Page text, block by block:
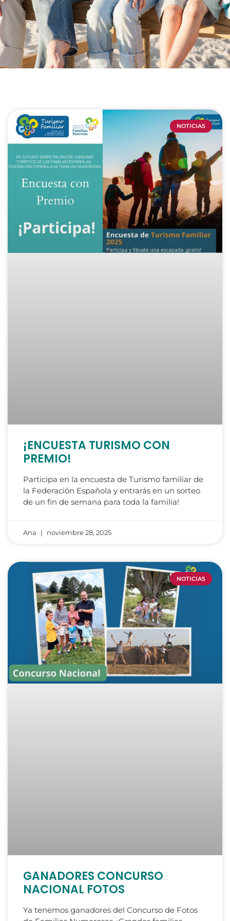
NOTICIAS
¡ENCUESTA TURISMO CON
PREMIO!
Participa en la encuesta de Turismo familiar de
la Federación Española y entrarás en un sorteo
de un fin de semana para toda la familia!
Ana noviembre 28, 2025
NOTICIAS
GANADORES CONCURSO
NACIONAL FOTOS
Ya tenemos ganadores del Concurso de Fotos